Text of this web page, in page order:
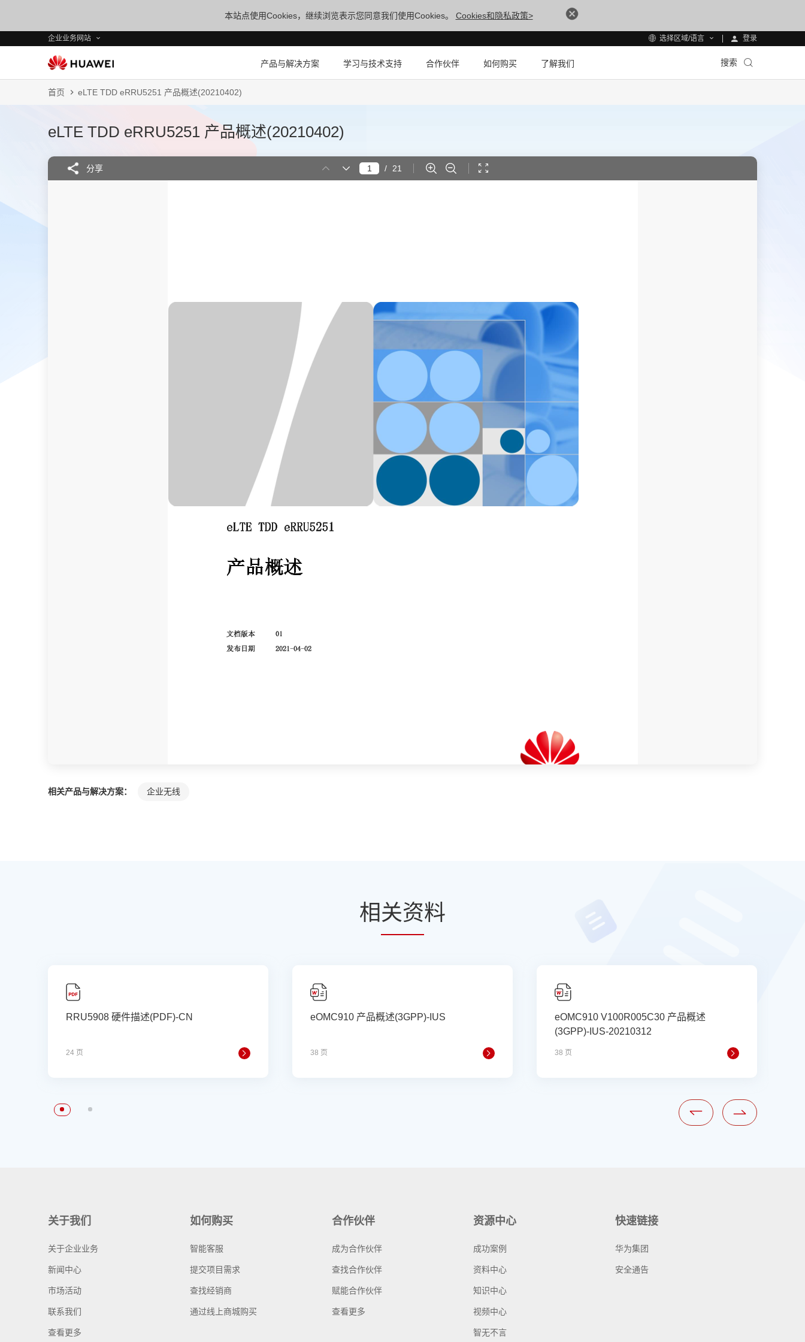
本站点使用Cookies，继续浏览表示您同意我们使用Cookies。 Cookies和隐私政策>
企业业务网站 选择区域/语言 登录
产品与解决方案 学习与技术支持 合作伙伴 如何购买 了解我们 搜索
首页 eLTE TDD eRRU5251 产品概述(20210402)
eLTE TDD eRRU5251 产品概述(20210402)
相关产品与解决方案： 企业无线
分享 / 21
相关资料
RRU5908 硬件描述(PDF)-CN
24 页
eOMC910 产品概述(3GPP)-IUS
38 页
eOMC910 V100R005C30 产品概述
(3GPP)-IUS-20210312
38 页
关于我们
关于企业业务
新闻中心
市场活动
联系我们
查看更多
如何购买
智能客服
提交项目需求
查找经销商
通过线上商城购买
合作伙伴
成为合作伙伴
查找合作伙伴
赋能合作伙伴
查看更多
资源中心
成功案例
资料中心
知识中心
视频中心
智无不言
快速链接
华为集团
安全通告